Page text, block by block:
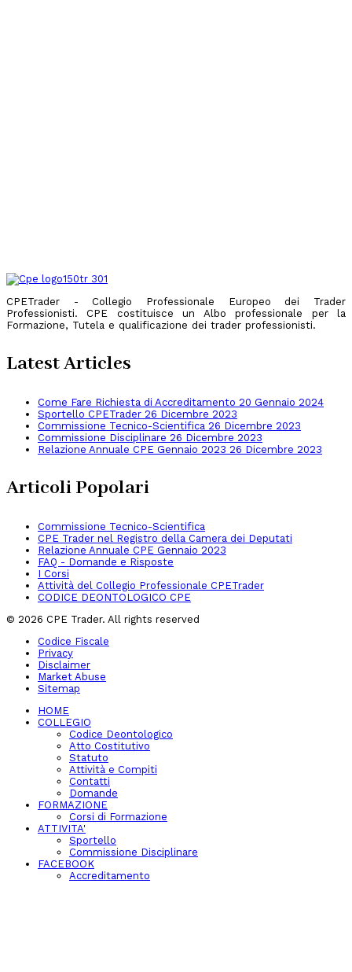
CPETrader - Collegio Professionale Europeo dei Trader
Professionisti.CPE costituisce un Albo professionale per la
Formazione, Tutela e qualificazione dei trader professionisti.
Latest Articles
Come Fare Richiesta di Accreditamento 20 Gennaio 2024
Sportello CPETrader 26 Dicembre 2023
Commissione Tecnico-Scientifica 26 Dicembre 2023
Commissione Disciplinare 26 Dicembre 2023
Relazione Annuale CPE Gennaio 2023 26 Dicembre 2023
Articoli Popolari
Commissione Tecnico-Scientifica
CPE Trader nel Registro della Camera dei Deputati
Relazione Annuale CPE Gennaio 2023
FAQ - Domande e Risposte
I Corsi
Attività del Collegio Professionale CPETrader
CODICE DEONTOLOGICO CPE
© 2026 CPE Trader. All rights reserved
Codice Fiscale
Privacy
Disclaimer
Market Abuse
Sitemap
HOME
COLLEGIO
Codice Deontologico
Atto Costitutivo
Statuto
Attività e Compiti
Contatti
Domande
FORMAZIONE
Corsi di Formazione
ATTIVITA'
Sportello
Commissione Disciplinare
FACEBOOK
Accreditamento